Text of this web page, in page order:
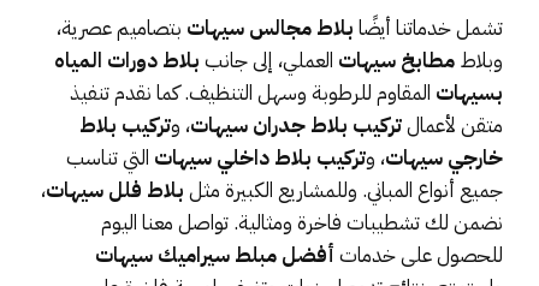
تشمل خدماتنا أيضًا بلاط مجالس سيهات بتصاميم عصرية،
وبلاط مطابخ سيهات العملي، إلى جانب بلاط دورات المياه
بسيهات المقاوم للرطوبة وسهل التنظيف. كما نقدم تنفيذ
متقن لأعمالتركيب بلاط جدران سيهات، وتركيب بلاط
خارجي سيهات، وتركيب بلاط داخلي سيهات التي تناسب
جميع أنواع المباني. وللمشاريع الكبيرة مثل بلاط فلل سيهات،
نضمن لك تشطيبات فاخرة ومثالية. تواصل معنا اليوم
للحصول على خدمات أفضل مبلط سيراميك سيهات